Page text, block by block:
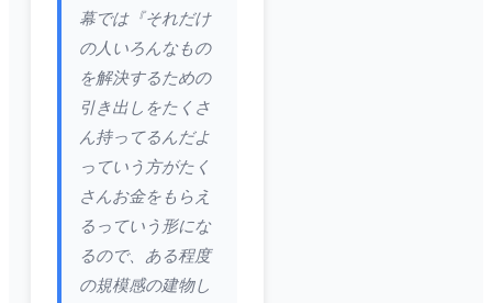
幕では『それだけ
の人いろんなもの
を解決するための
引き出しをたくさ
ん持ってるんだよ
っていう方がたく
さんお金をもらえ
るっていう形にな
るので、ある程度
の規模感の建物し